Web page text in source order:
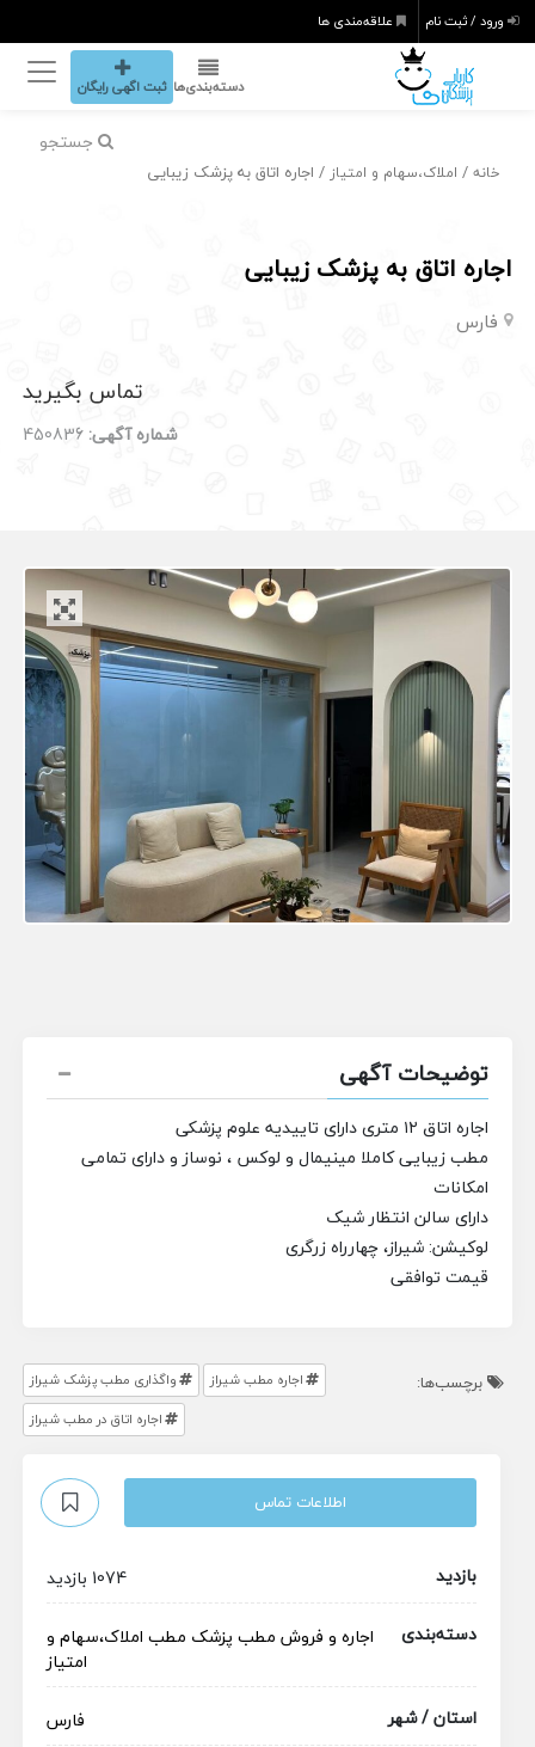
ورود / ثبت نام علاقه‌مندی ها
دسته‌بندی‌ها ثبت اگهی رایگان
جستجو
خانه / املاک،سهام و امتیاز / اجاره اتاق به پزشک زیبایی
اجاره اتاق به پزشک زیبایی
فارس
تماس بگیرید
شماره آگهی: 450836
توضیحات آگهی
اجاره اتاق ۱۲ متری دارای تاییدیه علوم پزشکی
مطب زیبایی کاملا مینیمال و‌ لوکس ، نوساز و دارای تمامی
امکانات
دارای سالن انتظار شیک
لوکیشن: شیراز، چهارراه زرگری
قیمت توافقی
برچسب‌ها: اجاره مطب شیراز
واگذاری مطب پزشک شیراز
اجاره اتاق در مطب شیراز
اطلاعات تماس
بازدید
1074 بازدید
دسته‌بندی
اجاره و فروش مطب پزشک مطب املاک،سهام و
امتیاز
استان / شهر
فارس